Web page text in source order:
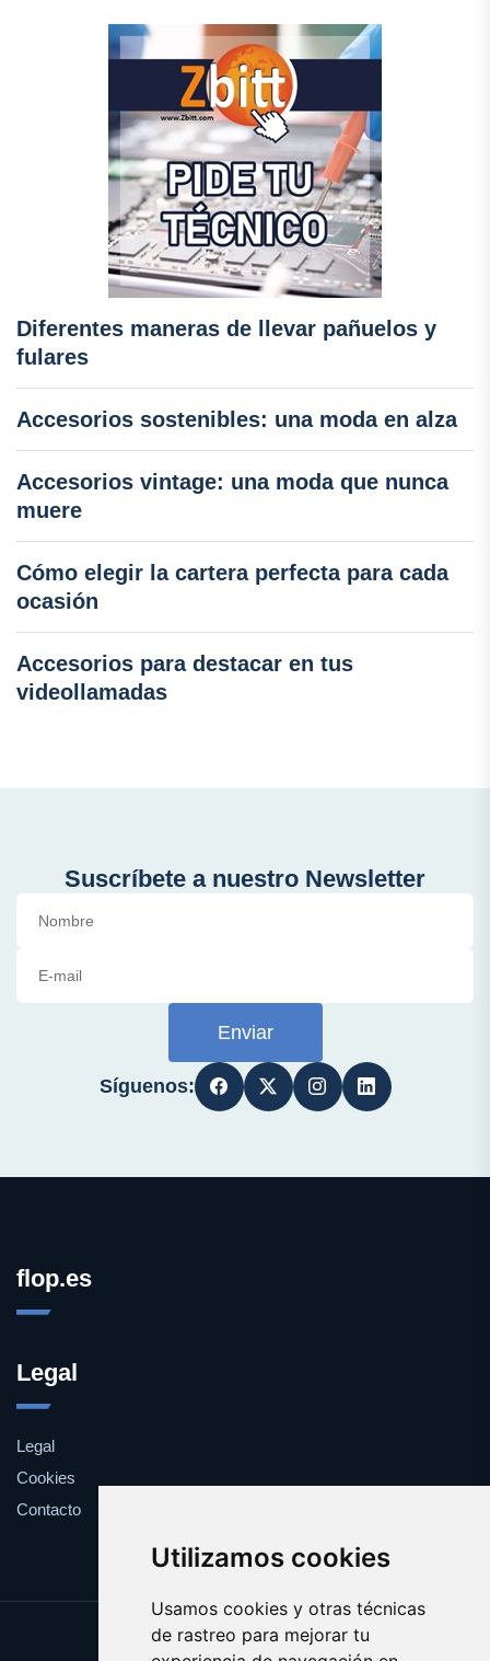
Utilizamos cookies
Usamos cookies y otras técnicas
de rastreo para mejorar tu
Diferentes maneras de llevar pañuelos y
fulares
Accesorios sostenibles: una moda en alza
Accesorios vintage: una moda que nunca
muere
Cómo elegir la cartera perfecta para cada
ocasión
Accesorios para destacar en tus
videollamadas
Suscríbete a nuestro Newsletter
Enviar
Síguenos:
flop.es
Legal
Legal
Cookies
Contacto
Update cookies preferences